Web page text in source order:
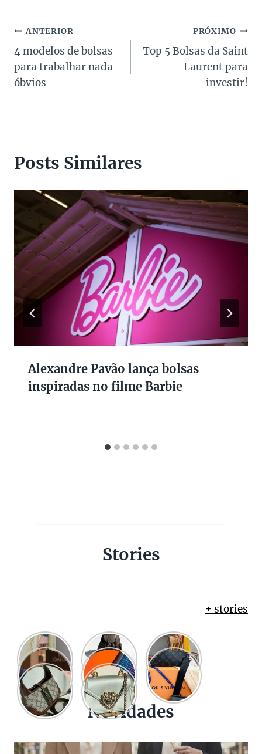
Navegação
de
Post
ANTERIOR
4 modelos de bolsas
para trabalhar nada
óbvios
PRÓXIMO
Top 5 Bolsas da Saint
Laurent para
investir!
Posts Similares
Alexandre Pavão lança bolsas
inspiradas no filme Barbie
Stories
+ stories
Novidades